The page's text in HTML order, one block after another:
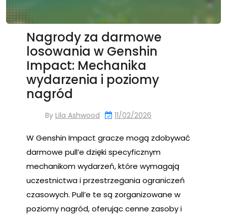
Nagrody za darmowe
losowania w Genshin
Impact: Mechanika
wydarzenia i poziomy
nagród
By Lila Ashwood 11/02/2026
W Genshin Impact gracze mogą zdobywać
darmowe pull’e dzięki specyficznym
mechanikom wydarzeń, które wymagają
uczestnictwa i przestrzegania ograniczeń
czasowych. Pull’e te są zorganizowane w
poziomy nagród, oferując cenne zasoby i